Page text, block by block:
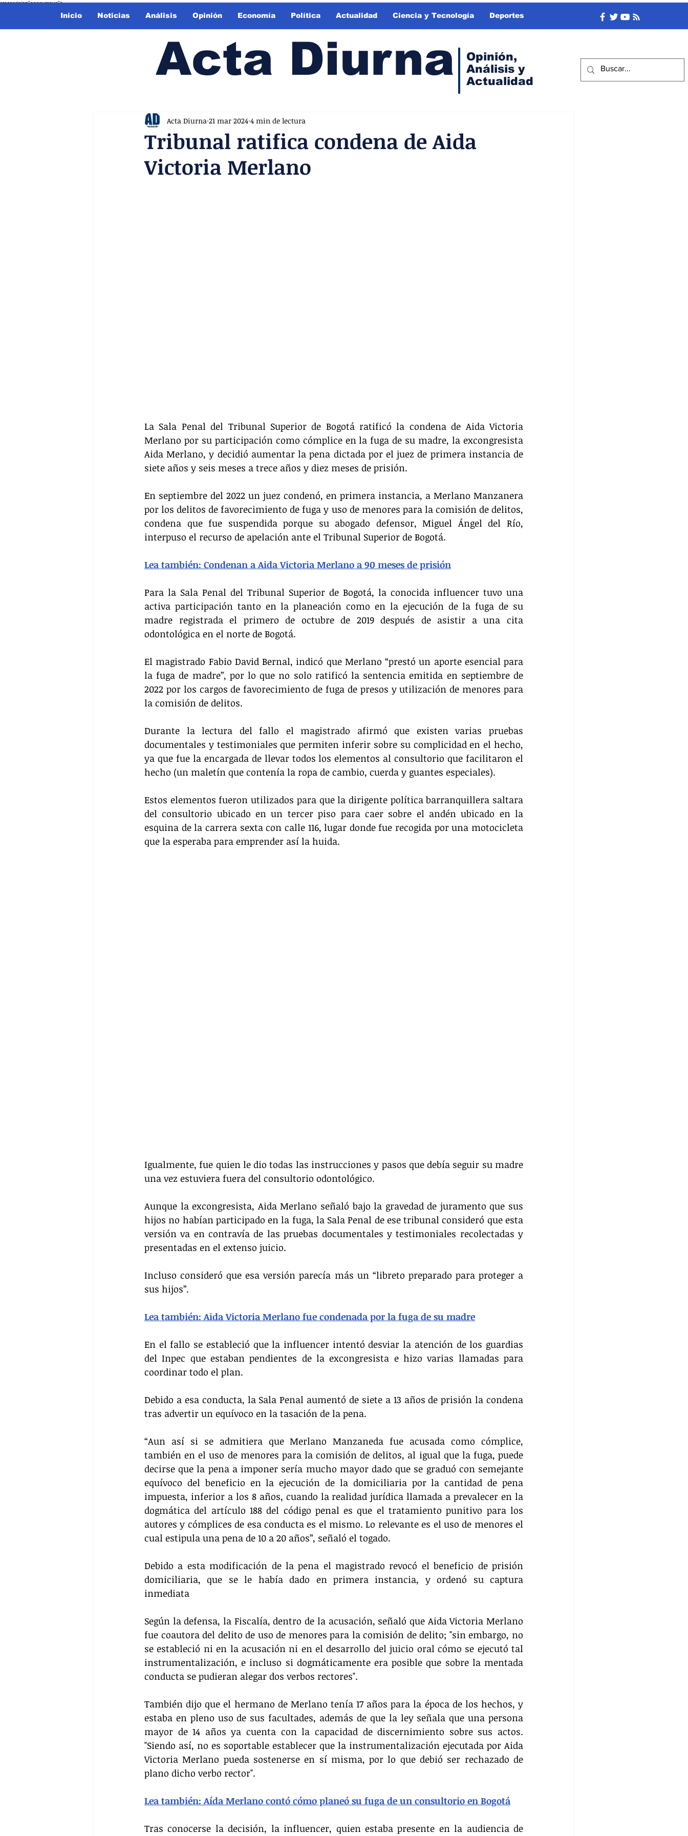
crossorigin="anonymous">
Inicio Noticias Análisis Opinión Economía Política Actualidad Ciencia y Tecnología Deportes
Acta Diurna
Opinión,
Análisis y
Actualidad
Tribunal ratifica condena de Aida
Victoria Merlano
Acta Diurna 21 mar 2024 4 min de lectura
La Sala Penal del Tribunal Superior de Bogotá ratificó la condena de Aida Victoria
Merlano por su participación como cómplice en la fuga de su madre, la excongresista
Aida Merlano, y decidió aumentar la pena dictada por el juez de primera instancia de
siete años y seis meses a trece años y diez meses de prisión.
En septiembre del 2022 un juez condenó, en primera instancia, a Merlano Manzanera
por los delitos de favorecimiento de fuga y uso de menores para la comisión de delitos,
condena que fue suspendida porque su abogado defensor, Miguel Ángel del Río,
interpuso el recurso de apelación ante el Tribunal Superior de Bogotá.
Lea también: Condenan a Aida Victoria Merlano a 90 meses de prisión
Para la Sala Penal del Tribunal Superior de Bogotá, la conocida influencer tuvo una
activa participación tanto en la planeación como en la ejecución de la fuga de su
madre registrada el primero de octubre de 2019 después de asistir a una cita
odontológica en el norte de Bogotá.
El magistrado Fabio David Bernal, indicó que Merlano “prestó un aporte esencial para
la fuga de madre”, por lo que no solo ratificó la sentencia emitida en septiembre de
2022 por los cargos de favorecimiento de fuga de presos y utilización de menores para
la comisión de delitos.
Durante la lectura del fallo el magistrado afirmó que existen varias pruebas
documentales y testimoniales que permiten inferir sobre su complicidad en el hecho,
ya que fue la encargada de llevar todos los elementos al consultorio que facilitaron el
hecho (un maletín que contenía la ropa de cambio, cuerda y guantes especiales).
Estos elementos fueron utilizados para que la dirigente política barranquillera saltara
del consultorio ubicado en un tercer piso para caer sobre el andén ubicado en la
esquina de la carrera sexta con calle 116, lugar donde fue recogida por una motocicleta
que la esperaba para emprender así la huida.
Igualmente, fue quien le dio todas las instrucciones y pasos que debía seguir su madre
una vez estuviera fuera del consultorio odontológico.
Aunque la excongresista, Aida Merlano señaló bajo la gravedad de juramento que sus
hijos no habían participado en la fuga, la Sala Penal de ese tribunal consideró que esta
versión va en contravía de las pruebas documentales y testimoniales recolectadas y
presentadas en el extenso juicio.
Incluso consideró que esa versión parecía más un “libreto preparado para proteger a
sus hijos”.
Lea también: Aida Victoria Merlano fue condenada por la fuga de su madre
En el fallo se estableció que la influencer intentó desviar la atención de los guardias
del Inpec que estaban pendientes de la excongresista e hizo varias llamadas para
coordinar todo el plan.
Debido a esa conducta, la Sala Penal aumentó de siete a 13 años de prisión la condena
tras advertir un equívoco en la tasación de la pena.
“Aun así si se admitiera que Merlano Manzaneda fue acusada como cómplice,
también en el uso de menores para la comisión de delitos, al igual que la fuga, puede
decirse que la pena a imponer sería mucho mayor dado que se graduó con semejante
equívoco del beneficio en la ejecución de la domiciliaria por la cantidad de pena
impuesta, inferior a los 8 años, cuando la realidad jurídica llamada a prevalecer en la
dogmática del artículo 188 del código penal es que el tratamiento punitivo para los
autores y cómplices de esa conducta es el mismo. Lo relevante es el uso de menores el
cual estipula una pena de 10 a 20 años”, señaló el togado.
Debido a esta modificación de la pena el magistrado revocó el beneficio de prisión
domiciliaria, que se le había dado en primera instancia, y ordenó su captura
inmediata
Según la defensa, la Fiscalía, dentro de la acusación, señaló que Aida Victoria Merlano
fue coautora del delito de uso de menores para la comisión de delito; "sin embargo, no
se estableció ni en la acusación ni en el desarrollo del juicio oral cómo se ejecutó tal
instrumentalización, e incluso si dogmáticamente era posible que sobre la mentada
conducta se pudieran alegar dos verbos rectores".
También dijo que el hermano de Merlano tenía 17 años para la época de los hechos, y
estaba en pleno uso de sus facultades, además de que la ley señala que una persona
mayor de 14 años ya cuenta con la capacidad de discernimiento sobre sus actos.
"Siendo así, no es soportable establecer que la instrumentalización ejecutada por Aida
Victoria Merlano pueda sostenerse en sí misma, por lo que debió ser rechazado de
plano dicho verbo rector".
Lea también: Aída Merlano contó cómo planeó su fuga de un consultorio en Bogotá
Tras conocerse la decisión, la influencer, quien estaba presente en la audiencia de